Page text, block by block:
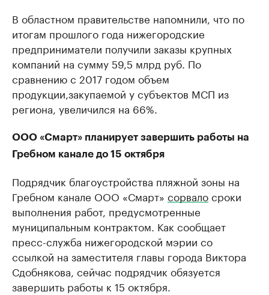
В областном правительстве напомнили, что по
итогам прошлого года нижегородские
предприниматели получили заказы крупных
компаний на сумму 59,5 млрд руб. По
сравнению с 2017 годом объем
продукции,закупаемой у субъектов МСП из
региона, увеличился на 66%.
ООО «Смарт» планирует завершить работы на
Гребном канале до 15 октября
Подрядчик благоустройства пляжной зоны на
Гребном канале ООО «Смарт» сорвалосроки
выполнения работ, предусмотренные
муниципальным контрактом. Как сообщает
пресс-служба нижегородской мэрии со
ссылкой на заместителя главы города Виктора
Сдобнякова, сейчас подрядчик обязуется
завершить работы к 15 октября.